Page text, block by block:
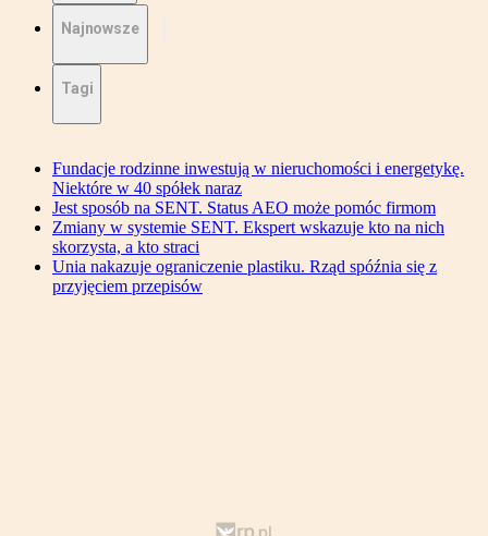
Najnowsze
Tagi
Fundacje rodzinne inwestują w nieruchomości i energetykę.
Niektóre w 40 spółek naraz
Jest sposób na SENT. Status AEO może pomóc firmom
Zmiany w systemie SENT. Ekspert wskazuje kto na nich
skorzysta, a kto straci
Unia nakazuje ograniczenie plastiku. Rząd spóźnia się z
przyjęciem przepisów